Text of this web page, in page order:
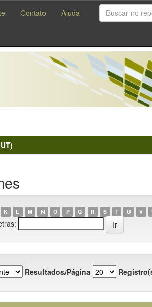
Contato Ajuda
K L M N O P Q R S T U V
Resultados/Página